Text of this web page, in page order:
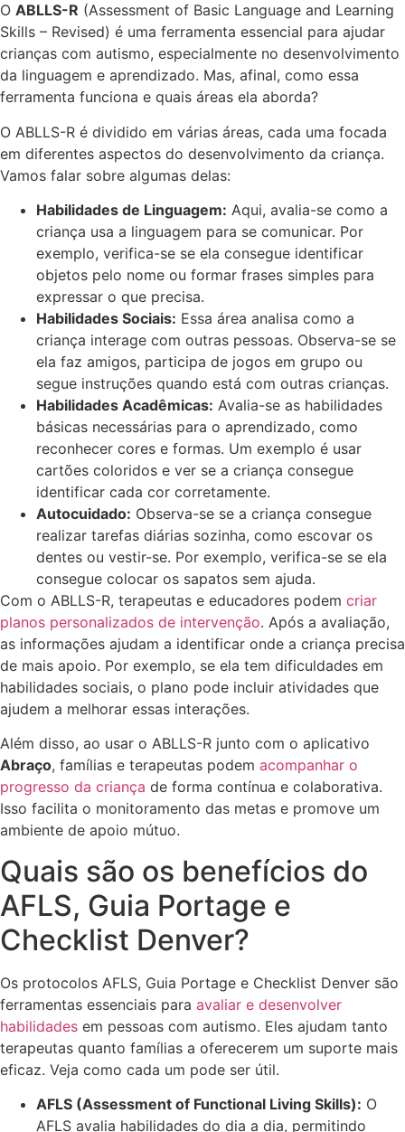
O ABLLS-R (Assessment of Basic Language and Learning
Skills – Revised) é uma ferramenta essencial para ajudar
crianças com autismo, especialmente no desenvolvimento
da linguagem e aprendizado. Mas, afinal, como essa
ferramenta funciona e quais áreas ela aborda?
O ABLLS-R é dividido em várias áreas, cada uma focada
em diferentes aspectos do desenvolvimento da criança.
Vamos falar sobre algumas delas:
Habilidades de Linguagem: Aqui, avalia-se como a
criança usa a linguagem para se comunicar. Por
exemplo, verifica-se se ela consegue identificar
objetos pelo nome ou formar frases simples para
expressar o que precisa.
Habilidades Sociais: Essa área analisa como a
criança interage com outras pessoas. Observa-se se
ela faz amigos, participa de jogos em grupo ou
segue instruções quando está com outras crianças.
Habilidades Acadêmicas: Avalia-se as habilidades
básicas necessárias para o aprendizado, como
reconhecer cores e formas. Um exemplo é usar
cartões coloridos e ver se a criança consegue
identificar cada cor corretamente.
Autocuidado: Observa-se se a criança consegue
realizar tarefas diárias sozinha, como escovar os
dentes ou vestir-se. Por exemplo, verifica-se se ela
consegue colocar os sapatos sem ajuda.
Com o ABLLS-R, terapeutas e educadores podem criar
planos personalizados de intervenção. Após a avaliação,
as informações ajudam a identificar onde a criança precisa
de mais apoio. Por exemplo, se ela tem dificuldades em
habilidades sociais, o plano pode incluir atividades que
ajudem a melhorar essas interações.
Além disso, ao usar o ABLLS-R junto com o aplicativo
Abraço, famílias e terapeutas podem acompanhar o
progresso da criança de forma contínua e colaborativa.
Isso facilita o monitoramento das metas e promove um
ambiente de apoio mútuo.
Quais são os benefícios do
AFLS, Guia Portage e
Checklist Denver?
Os protocolos AFLS, Guia Portage e Checklist Denver são
ferramentas essenciais para avaliar e desenvolver
habilidades em pessoas com autismo. Eles ajudam tanto
terapeutas quanto famílias a oferecerem um suporte mais
eficaz. Veja como cada um pode ser útil.
AFLS (Assessment of Functional Living Skills): O
AFLS avalia habilidades do dia a dia, permitindo